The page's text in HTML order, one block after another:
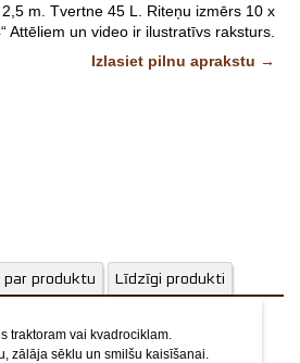
E-pasts*
Izvēlieties tuvāko
m. Tvertne 45 L. Riteņu izmērs 10 x
Attēliem un video ir ilustratīvs raksturs.
Izlasiet pilnu aprakstu →
par produktu Līdzīgi produkti
traktoram vai kvadrociklam.
zālāja sēklu un smilšu kaisīšanai.